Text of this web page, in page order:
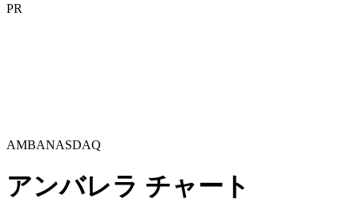
PR
AMBANASDAQ
アンバレラ チャート